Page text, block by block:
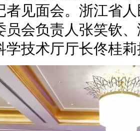
者见面会。浙江省
员会负责人张笑钦
学技术厅厅长佟桂